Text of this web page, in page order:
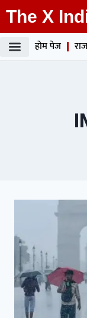
The X
होम पेज